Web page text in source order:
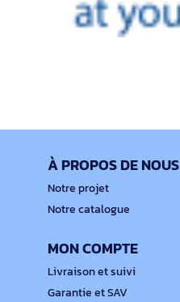
À PROPOS DE NOUS
Notre projet
Notre catalogue
MON COMPTE
Livraison et suivi
Garantie et SAV